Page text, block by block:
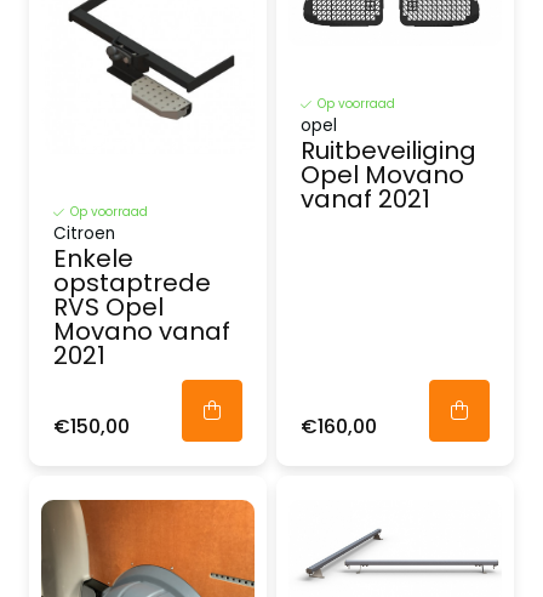
Op voorraad
Citroen
Enkele
opstaptrede
RVS Opel
Movano vanaf
2021
€150,00
Op voorraad
opel
Ruitbeveiliging
Opel Movano
vanaf 2021
€160,00